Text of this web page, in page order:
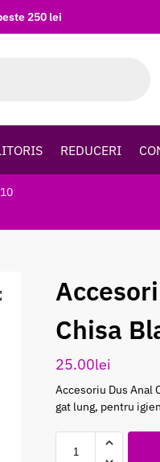
250 lei
REDUCERI
Chisa
25.00lei
Accesoriu Dus Anal
gat lung, pentru